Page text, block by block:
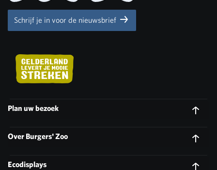
Schrijf je in voor de nieuwsbrief
Plan uw bezoek
Over Burgers' Zoo
Ecodisplays